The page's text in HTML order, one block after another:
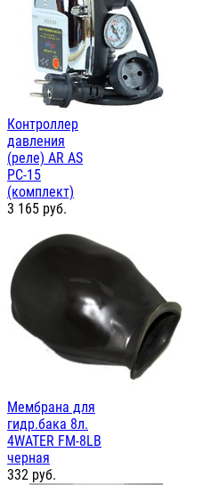
Контроллер
давления
(реле) AR AS
PC-15
(комплект)
3 165 руб.
Мембрана для
гидр.бака 8л.
4WATER FM-8LB
черная
332 руб.